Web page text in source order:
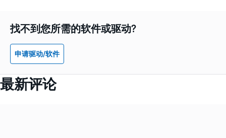
找不到您所需的软件或驱动?
申请驱动/软件
最新评论